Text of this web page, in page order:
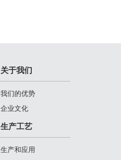
关于我们
我们的优势
企业文化
生产工艺
生产和应用